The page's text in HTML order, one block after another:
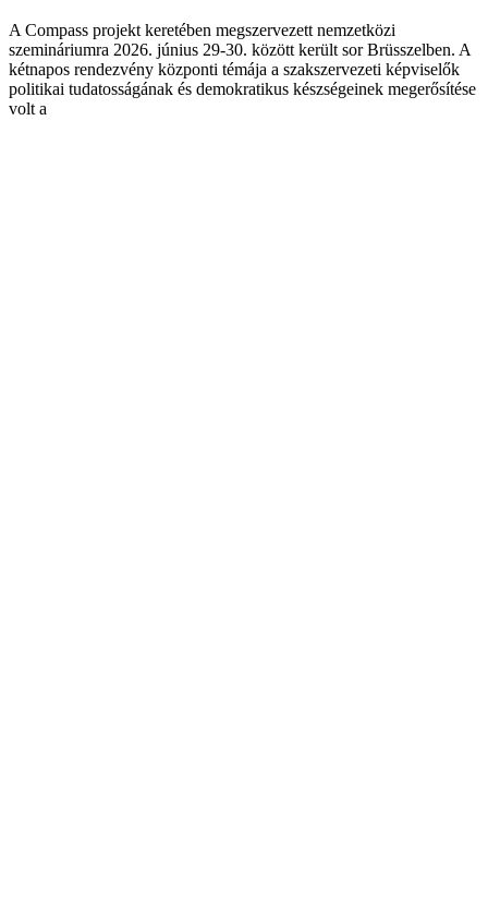
A Compass projekt keretében megszervezett nemzetközi
szemináriumra 2026. június 29-30. között került sor Brüsszelben. A
kétnapos rendezvény központi témája a szakszervezeti képviselők
politikai tudatosságának és demokratikus készségeinek megerősítése
volt a